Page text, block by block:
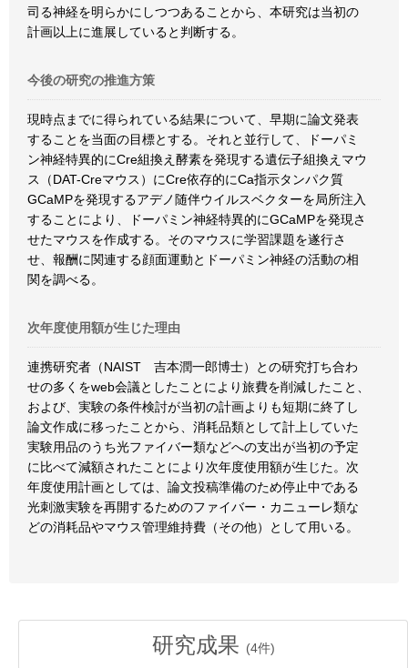
司る神経を明らかにしつつあることから、本研究は当初の
計画以上に進展していると判断する。
今後の研究の推進方策
現時点までに得られている結果について、早期に論文発表
することを当面の目標とする。それと並行して、ドーパミ
ン神経特異的にCre組換え酵素を発現する遺伝子組換えマウ
ス（DAT-Creマウス）にCre依存的にCa指示タンパク質
GCaMPを発現するアデノ随伴ウイルスベクターを局所注入
することにより、ドーパミン神経特異的にGCaMPを発現さ
せたマウスを作成する。そのマウスに学習課題を遂行さ
せ、報酬に関連する顔面運動とドーパミン神経の活動の相
関を調べる。
次年度使用額が生じた理由
連携研究者（NAIST 吉本潤一郎博士）との研究打ち合わ
せの多くをweb会議としたことにより旅費を削減したこと、
および、実験の条件検討が当初の計画よりも短期に終了し
論文作成に移ったことから、消耗品類として計上していた
実験用品のうち光ファイバー類などへの支出が当初の予定
に比べて減額されたことにより次年度使用額が生じた。次
年度使用計画としては、論文投稿準備のため停止中である
光刺激実験を再開するためのファイバー・カニューレ類な
どの消耗品やマウス管理維持費（その他）として用いる。
研究成果 (4件)